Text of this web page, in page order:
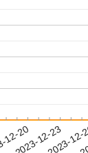
20
2023-12-23
2023-